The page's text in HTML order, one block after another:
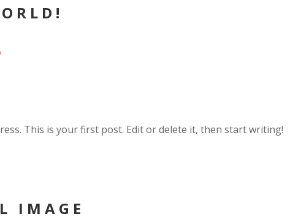
This is your first post. Edit or delete it, then start writing!
IMAGE